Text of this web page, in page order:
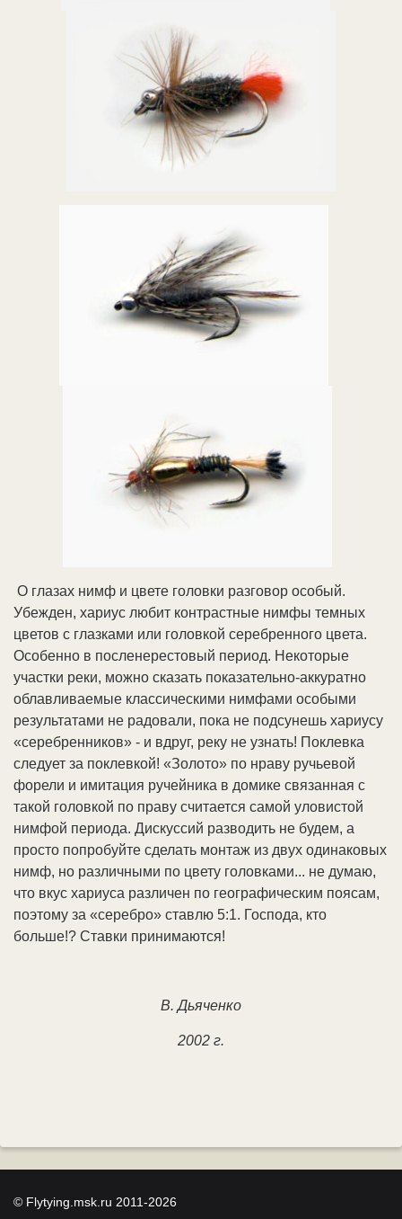
О глазах нимф и цвете головки разговор особый.
Убежден, хариус любит контрастные нимфы темных
цветов с глазками или головкой серебренного цвета.
Особенно в посленерестовый период. Некоторые
участки реки, можно сказать показательно-аккуратно
облавливаемые классическими нимфами особыми
результатами не радовали, пока не подсунешь хариусу
«серебренников» - и вдруг, реку не узнать! Поклевка
следует за поклевкой! «Золото» по нраву ручьевой
форели и имитация ручейника в домике связанная с
такой головкой по праву считается самой уловистой
нимфой периода. Дискуссий разводить не будем, а
просто попробуйте сделать монтаж из двух одинаковых
нимф, но различными по цвету головками... не думаю,
что вкус хариуса различен по географическим поясам,
поэтому за «серебро» ставлю 5:1. Господа, кто
больше!? Ставки принимаются!
В. Дьяченко
2002 г.
© Flytying.msk.ru 2011-2026